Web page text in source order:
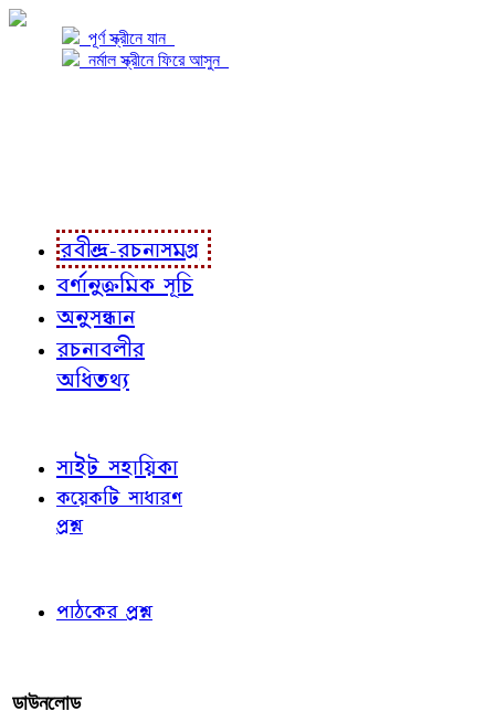
পূর্ণ স্ক্রীনে যান
নর্মাল স্ক্রীনে ফিরে আসুন
রবীন্দ্র-রচনাসমগ্র
বর্ণানুক্রমিক সূচি
অনুসন্ধান
রচনাবলীর
অধিতথ্য
সাইট সহায়িকা
কয়েকটি সাধারণ
প্রশ্ন
পাঠকের প্রশ্ন
ডাউনলোড